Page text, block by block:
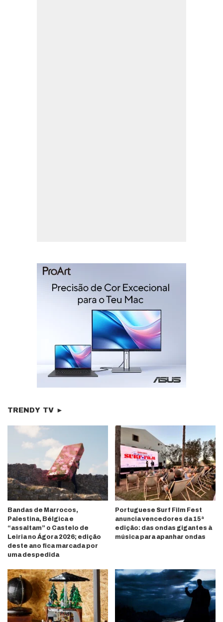
TRENDY TV ►
Bandas de Marrocos,
Palestina, Bélgica e
“assaltam” o Castelo de
Leiria no Ágora 2026; edição
deste ano fica marcada por
uma despedida
Portuguese Surf Film Fest
anuncia vencedores da 15ª
edição: das ondas gigantes à
música para apanhar ondas